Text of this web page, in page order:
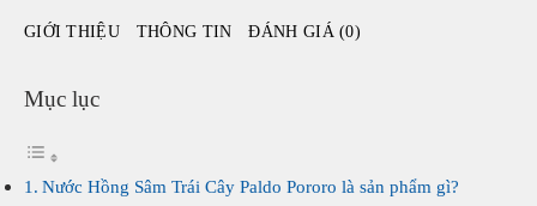
GIỚI THIỆU THÔNG TIN ĐÁNH GIÁ (0)
Mục lục
Nước Hồng Sâm Trái Cây Paldo Pororo là sản phẩm gì?